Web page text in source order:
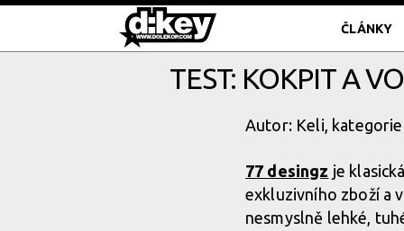
ČLÁNKY
TEST: KOKPIT A
Autor: Keli,
77 desingz je
exkluzivního zboží a
nesmyslně lehké,